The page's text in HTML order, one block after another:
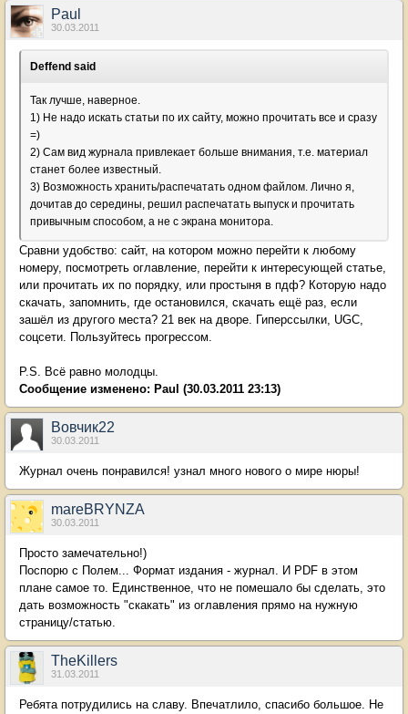
Paul
30.03.2011
Deffend said
Так лучше, наверное.
1) Не надо искать статьи по их сайту, можно прочитать все и сразу
=)
2) Сам вид журнала привлекает больше внимания, т.е. материал
станет более известный.
3) Возможность хранить/распечатать одном файлом. Лично я,
дочитав до середины, решил распечатать выпуск и прочитать
привычным способом, а не с экрана монитора.
Сравни удобство: сайт, на котором можно перейти к любому
номеру, посмотреть оглавление, перейти к интересующей статье,
или прочитать их по порядку, или простыня в пдф? Которую надо
скачать, запомнить, где остановился, скачать ещё раз, если
зашёл из другого места? 21 век на дворе. Гиперссылки, UGC,
соцсети. Пользуйтесь прогрессом.
P.S. Всё равно молодцы.
Сообщение изменено: Paul (30.03.2011 23:13)
Вовчик22
30.03.2011
Журнал очень понравился! узнал много нового о мире нюры!
mareBRYNZA
30.03.2011
Просто замечательно!)
Поспорю с Полем... Формат издания - журнал. И PDF в этом
плане самое то. Единственное, что не помешало бы сделать, это
дать возможность "скакать" из оглавления прямо на нужную
страницу/статью.
TheKillers
31.03.2011
Ребята потрудились на славу. Впечатлило, спасибо большое. Не